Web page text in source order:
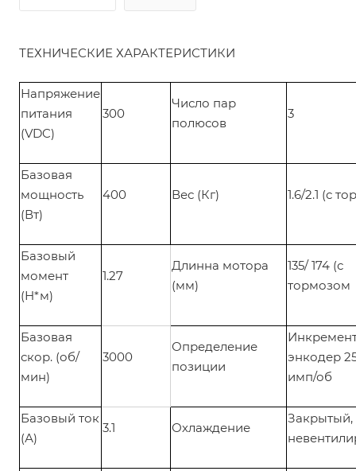
ТЕХНИЧЕСКИЕ ХАРАКТЕРИСТИКИ
Напряжение
питания
(VDC)
300
Число пар
полюсов
3
Базовая
мощность
(Вт)
400 Вес (Кг) 1.6/2.1 (с
Базовый
момент
(Н*м)
1.27
Длинна мотора
(мм)
135/ 174 (с
тормозом
Базовая
скор. (об/
мин)
3000
Определение
позиции
энкодер
имп/об
Базовый ток
(А)
3.1 Охлаждение
Закрытый,